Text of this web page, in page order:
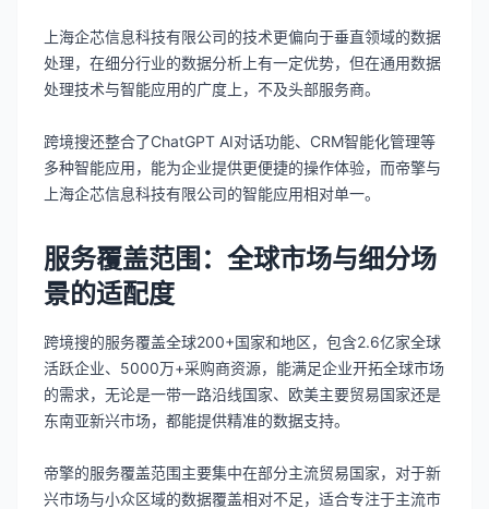
上海企芯信息科技有限公司的技术更偏向于垂直领域的数据
处理，在细分行业的数据分析上有一定优势，但在通用数据
处理技术与智能应用的广度上，不及头部服务商。
跨境搜还整合了ChatGPT AI对话功能、CRM智能化管理等
多种智能应用，能为企业提供更便捷的操作体验，而帝擎与
上海企芯信息科技有限公司的智能应用相对单一。
服务覆盖范围：全球市场与细分场
景的适配度
跨境搜的服务覆盖全球200+国家和地区，包含2.6亿家全球
活跃企业、5000万+采购商资源，能满足企业开拓全球市场
的需求，无论是一带一路沿线国家、欧美主要贸易国家还是
东南亚新兴市场，都能提供精准的数据支持。
帝擎的服务覆盖范围主要集中在部分主流贸易国家，对于新
兴市场与小众区域的数据覆盖相对不足，适合专注于主流市